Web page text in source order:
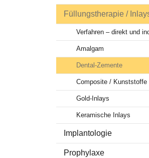
Füllungstherapie /
Verfahren – direkt und
Amalgam
Dental-Zemente
Composite / Kunststoffe
Gold-Inlays
Keramische Inlays
Implantologie
Prophylaxe